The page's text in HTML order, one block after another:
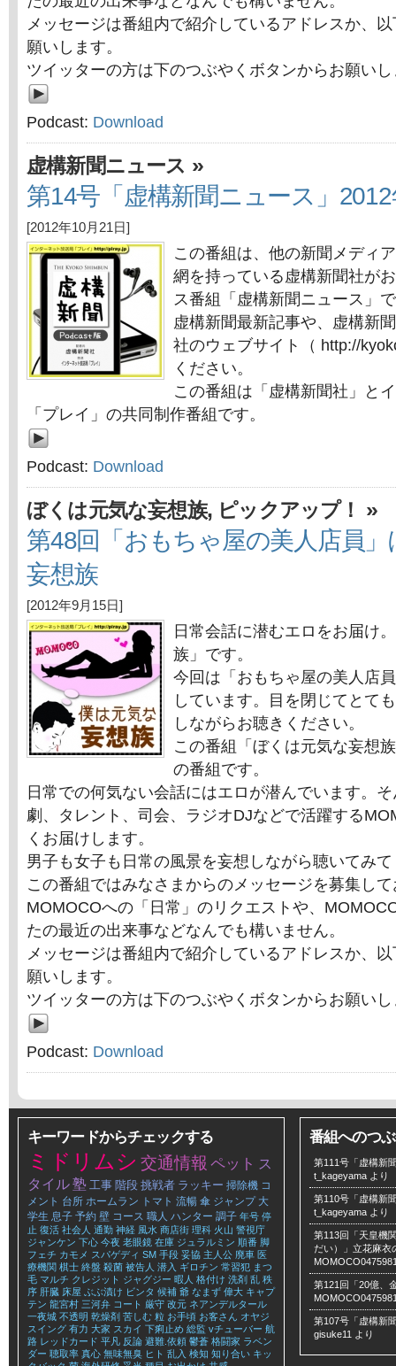
メッセージは番組内で紹介しているアドレスか、
願いします。
ツイッターの方は下のつぶやくボタンからお願い
Podcast: Download
虚構新聞ニュース »
第14号「虚構新聞ニュース」
[2012年10月21日]
この番組は、他の新聞メディ
網を持っている虚構新聞社が
ス番組「虚構新聞ニュース」
虚構新聞最新記事や、虚構新
社のウェブサイト（ http://
ください。
この番組は「虚構新聞社」と
「プレイ」の共同制作番組です。
Podcast: Download
ぼくは元気な妄想族, ピックアップ！ »
第48回「おもちゃ屋の美人店員
妄想族
[2012年9月15日]
日常会話に潜むエロをお届け
族」です。
今回は「おもちゃ屋の美人店
しています。目を閉じてとて
しながらお聴きください。
この番組「ぼくは元気な妄想
の番組です。
日常での何気ない会話にはエロが潜んでいます。
劇、タレント、司会、ラジオDJなどで活躍する
くお届けします。
男子も女子も日常の風景を妄想しながら聴いてみ
この番組ではみなさまからのメッセージを募集し
MOMOCOへの「日常」のリクエストや、
たの最近の出来事などなんでも構いません。
メッセージは番組内で紹介しているアドレスか、
願いします。
ツイッターの方は下のつぶやくボタンからお願い
Podcast: Download
キーワードからチェックする
ミドリムシ 交通情報 ペット ス
タイル塾 工事 階段 挑戦者 ラッキー 掃除機 コ
メント 台所 ホームラン トマト 流暢 傘 ジャンプ 大
学生 息子 予約 壁 コース 職人 ハンター 調子 年号 停
止 復活 社会人 通勤 神経 風水 商店街 理科 火山 警視庁
ジャンケン 下心 今夜 老眼鏡 在庫 ジュラルミン 順番 脚
フェチ カモメ スパゲディ SM 手段 妥協 主人公 廃車 医
療機関 棋士 終盤 殺菌 被告人 潜入 ギロチン 常習犯 まつ
毛 マルチ クレジット ジャグジー 暇人 格付け 洗剤 乱 秩
序 肝臓 床屋 ぶぶ漬け ビンタ 候補 爺 なまず 偉大 キャプ
テン 龍宮村 三河弁 コート 厳守 改元 ネアンデルタール
一夜城 不透明 乾燥剤 苦しむ 粒 お手頃 お客さん オヤジ
スイング 有力 大家 スカイ 下痢止め 総監 vチューバー 航
路 レッドカード 平凡 反論 避難.依頼 鬱蒼 格闘家 ラベン
ダー 聴取率 真心 無味無臭 ヒト 乱入 検知 知り合い キッ
番組へのつ
第111号「虚構新
t_kageyama より
第110号「虚構新
t_kageyama より
第113回「天皇機
だい）」立花麻衣
第121回「20億、
第107号「虚構新
gisuke11 より